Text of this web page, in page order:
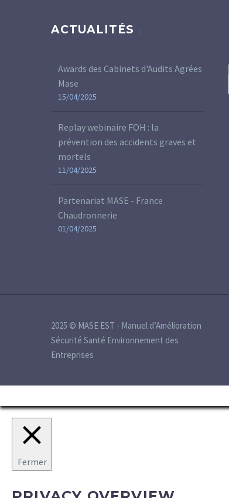
ACTUALITÉS
Awards des Cabinets d'Audits Agrées
Mase
15/04/2025
Replay webinaire FOH : la
prévention des accidents graves et
mortels
11/04/2025
Partenariat MASE - France
Chaudronnerie
01/04/2025
2025 © MASE EST - Manuel d’Amélioration
Sécurité Santé Environnement des
Entreprises
Fermer